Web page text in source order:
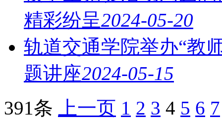
精彩纷呈2024-05-20
轨道交通学院举办“教
题讲座2024-05-15
391条
上一页 1 2 3 4 5 6 7